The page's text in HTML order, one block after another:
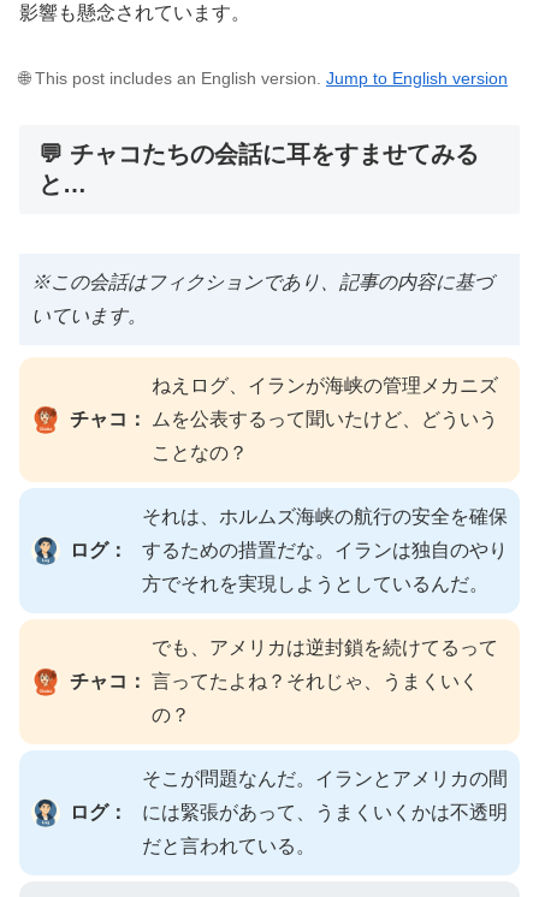
影響も懸念されています。
🌐 This post includes an English version. Jump to English version
💬 チャコたちの会話に耳をすませてみる
と…
※この会話はフィクションであり、記事の内容に基づ
いています。
チャコ：
ねえログ、イランが海峡の管理メカニズ
ムを公表するって聞いたけど、どういう
ことなの？
ログ：
それは、ホルムズ海峡の航行の安全を確保
するための措置だな。イランは独自のやり
方でそれを実現しようとしているんだ。
チャコ：
でも、アメリカは逆封鎖を続けてるって
言ってたよね？それじゃ、うまくいく
の？
ログ：
そこが問題なんだ。イランとアメリカの間
には緊張があって、うまくいくかは不透明
だと言われている。